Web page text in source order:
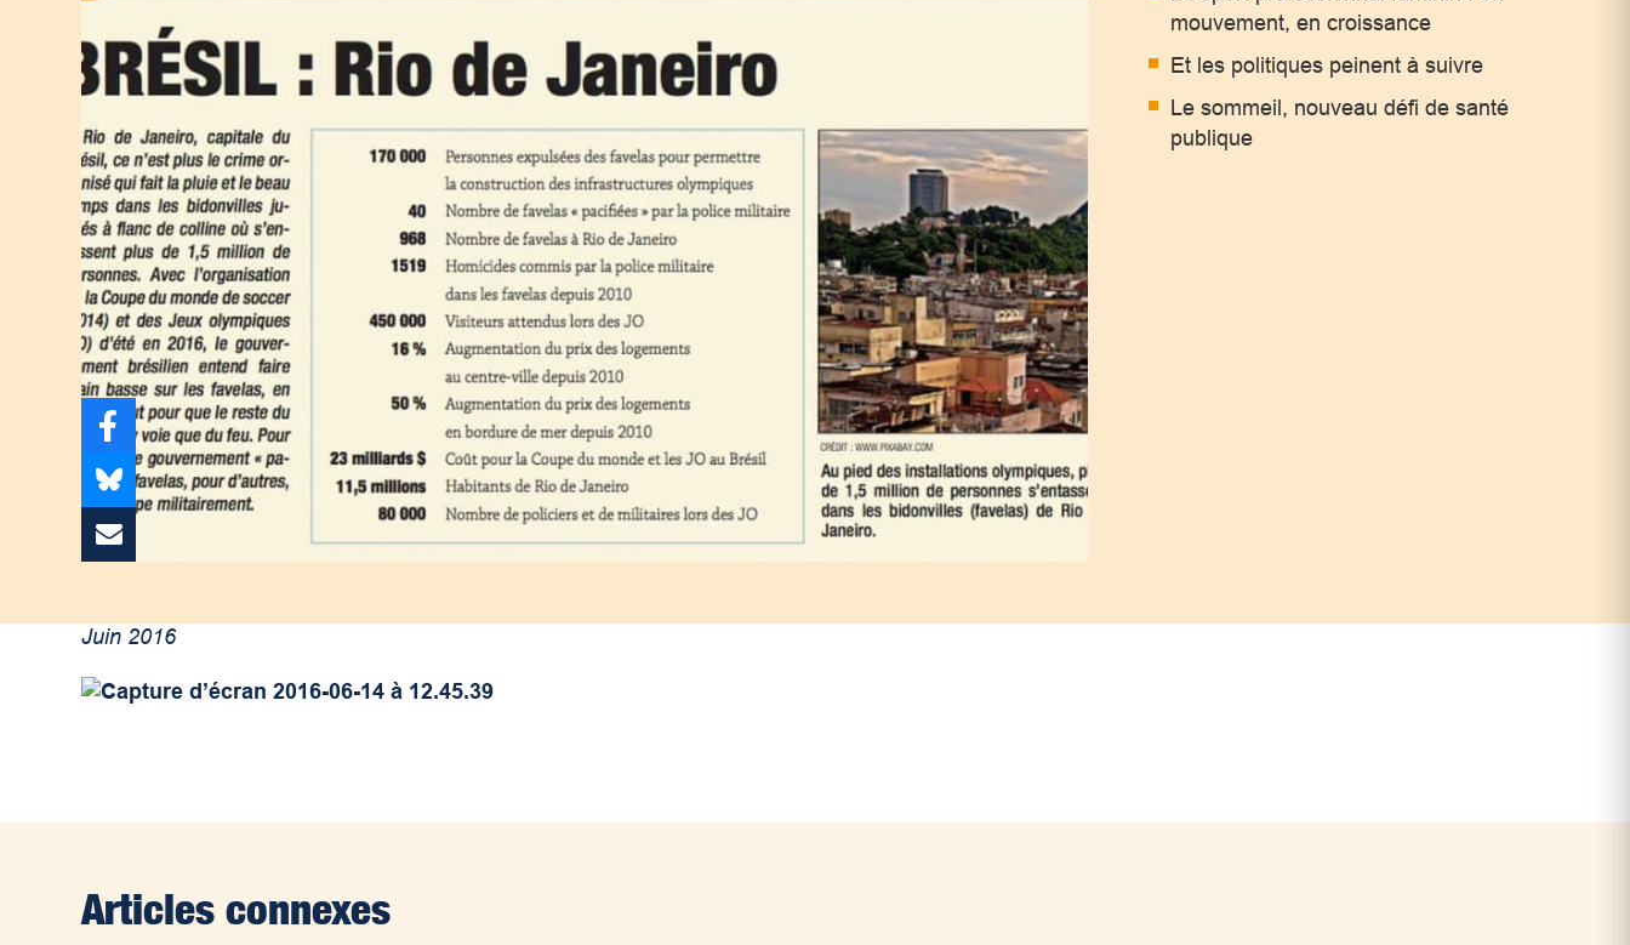
Juin 2016
mouvement, en croissance
Et les politiques peinent à suivre
Le sommeil, nouveau défi de santé
publique
Articles connexes